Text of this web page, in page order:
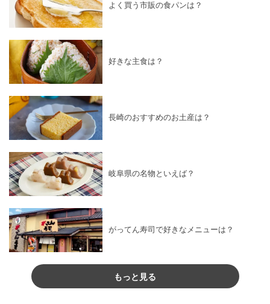
よく買う市販の食パンは？
好きな主食は？
長崎のおすすめのお土産は？
岐阜県の名物といえば？
がってん寿司で好きなメニューは？
もっと見る